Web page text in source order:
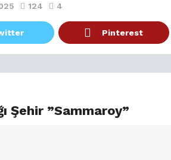
124 4
Pinterest
Şehir ”Sammaroy”